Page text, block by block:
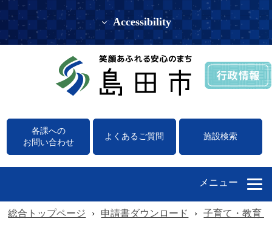
Accessibility
各課への
お問い合わせ
よくあるご質問 施設検索
メニュー
総合トップページ › 申請書ダウンロード › 子育て・教育